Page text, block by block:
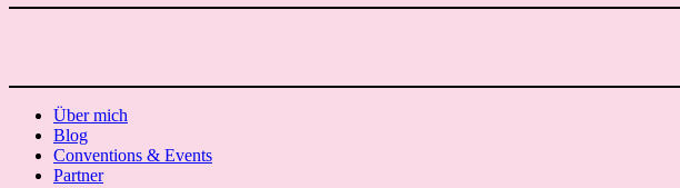
Über mich
Blog
Conventions & Events
Partner